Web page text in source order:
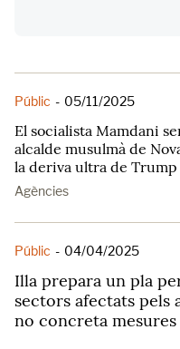
Públic - 05/11/2025
El socialista Mamdani
alcalde musulmà de
la deriva ultra de Trump
Agències
Públic - 04/04/2025
Illa prepara un pla
sectors afectats pels
no concreta mesures